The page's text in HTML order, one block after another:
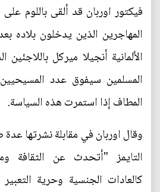
فيكتور اوربان قد ألقى باللوم
المهاجرين الذين يدخلون بلاده
الألمانية أنجيلا ميركل
المسلمين سيفوق عدد
المطاف إذا استمرت هذه السياسة.
وقال اوربان في مقابلة نشرتها
التايمز "أتحدث عن الثقافة
كالعادات الجنسية وحرية